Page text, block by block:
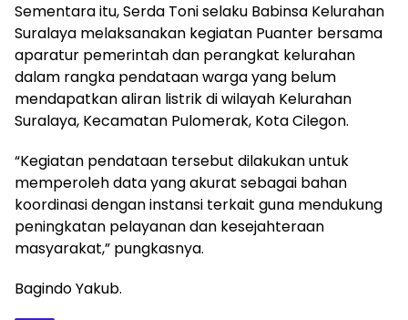
Sementara itu, Serda Toni selaku Babinsa Kelurahan
Suralaya melaksanakan kegiatan Puanter bersama
aparatur pemerintah dan perangkat kelurahan
dalam rangka pendataan warga yang belum
mendapatkan aliran listrik di wilayah Kelurahan
Suralaya, Kecamatan Pulomerak, Kota Cilegon.
“Kegiatan pendataan tersebut dilakukan untuk
memperoleh data yang akurat sebagai bahan
koordinasi dengan instansi terkait guna mendukung
peningkatan pelayanan dan kesejahteraan
masyarakat,” pungkasnya.
Bagindo Yakub.